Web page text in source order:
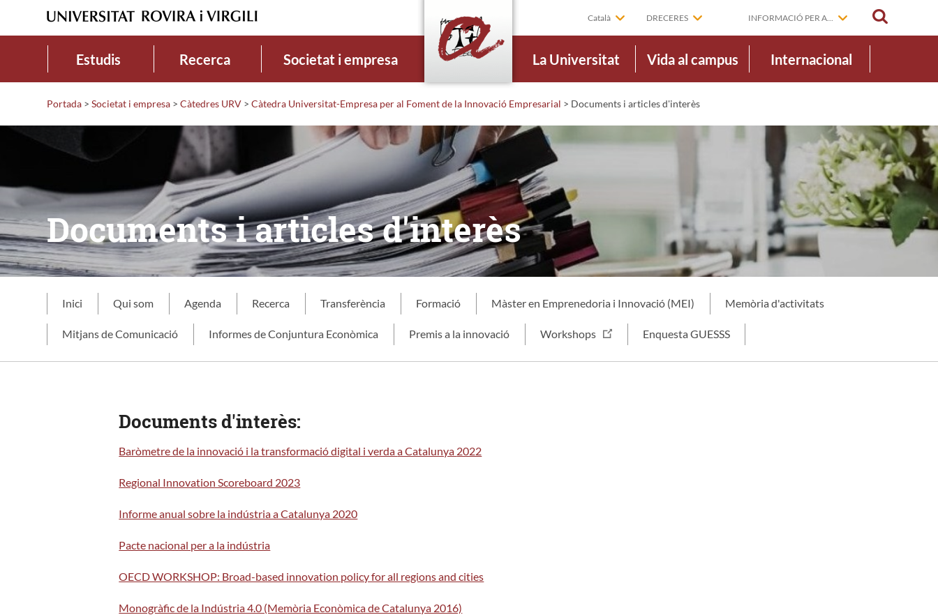
Català DRECERES INFORMACIÓ PER A...
Estudis Recerca Societat i empresa La Universitat Vida al campus Internacional
Portada > Societat i empresa > Càtedres URV > Càtedra Universitat-Empresa per al Foment de la Innovació Empresarial > Documents i articles d'interès
Documents i articles d'interès
Inici Qui som Agenda Recerca Transferència Formació Màster en Emprenedoria i Innovació (MEI) Memòria d'activitats
Mitjans de Comunicació Informes de Conjuntura Econòmica Premis a la innovació Workshops Enquesta GUESSS
Documents d'interès:
Baròmetre de la innovació i la transformació digital i verdaa Catalunya 2022
Regional Innovation Scoreboard 2023
Informe anual sobre la indústria a Catalunya 2020
Pacte nacional per a la indústria
OECD WORKSHOP: Broad-based innovation policy for all regions and cities
Monogràfic de la Indústria 4.0 (Memòria Econòmica de Catalunya 2016)